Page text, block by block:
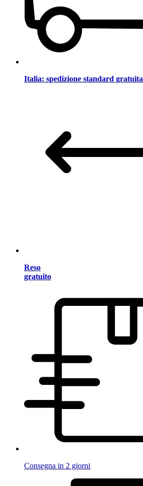
Italia: spedizione standard gratuita
Reso
gratuito
Consegna in 2 giorni